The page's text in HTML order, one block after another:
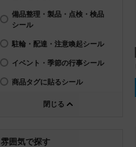
備品整理・製品・点検・検品
シール
駐輪・配達・注意喚起シール
イベント・季節の行事シール
商品タグに貼るシール
閉じる
雰囲気で探す